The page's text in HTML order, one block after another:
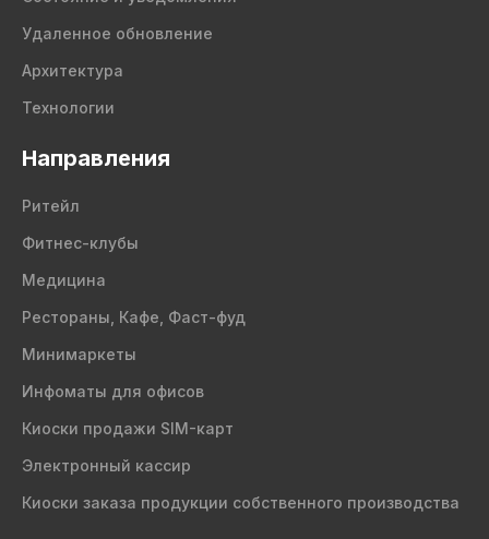
Удаленное обновление
Архитектура
Технологии
Направления
Ритейл
Фитнес-клубы
Медицина
Рестораны, Кафе, Фаст-фуд
Минимаркеты
Инфоматы для офисов
Киоски продажи SIM-карт
Электронный кассир
Киоски заказа продукции собственного производства